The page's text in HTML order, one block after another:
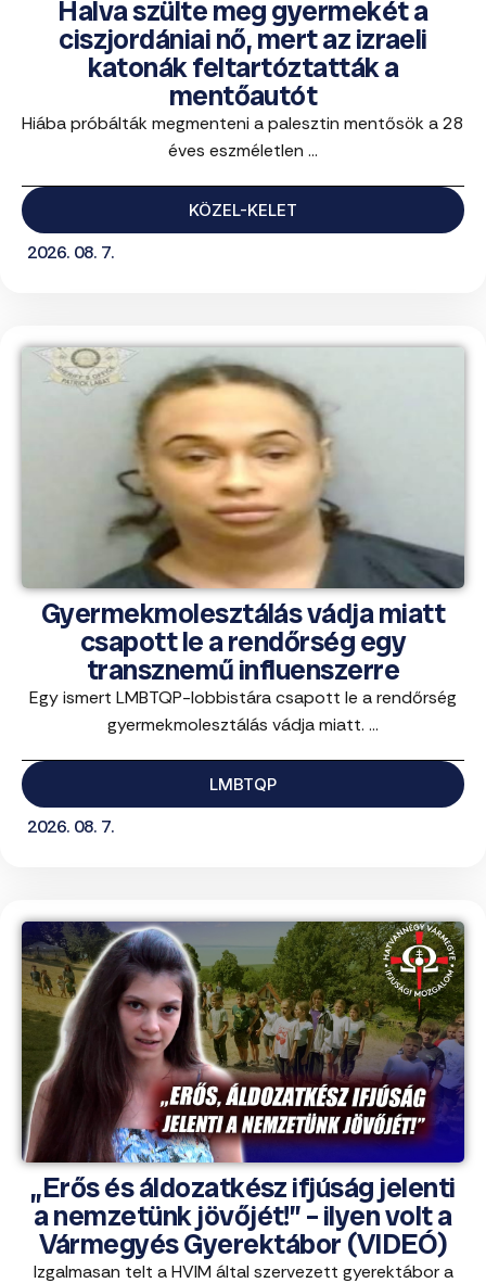
Halva szülte meg gyermekét a
ciszjordániai nő, mert az izraeli
katonák feltartóztatták a
mentőautót
Hiába próbálták megmenteni a palesztin mentősök a 28
éves eszméletlen ...
KÖZEL-KELET
2026. 08. 7.
Gyermekmolesztálás vádja miatt
csapott le a rendőrség egy
transznemű influenszerre
Egy ismert LMBTQP-lobbistára csapott le a rendőrség
gyermekmolesztálás vádja miatt. ...
LMBTQP
2026. 08. 7.
„Erős és áldozatkész ifjúság jelenti
a nemzetünk jövőjét!” – ilyen volt a
Vármegyés Gyerektábor (VIDEÓ)
Izgalmasan telt a HVIM által szervezett gyerektábor a